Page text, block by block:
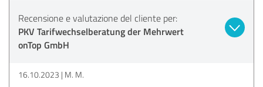
Recensione e valutazione del cliente per:
PKV Tarifwechselberatung der Mehrwert
onTop GmbH
16.10.2023 M. M.